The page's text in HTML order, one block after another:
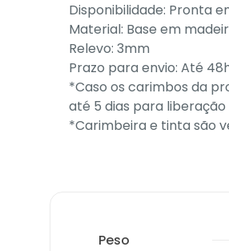
Disponibilidade: Pronta
Material: Base em
Relevo: 3mm
Prazo para envio: Até
*Caso os carimbos da
até 5 dias para
*Carimbeira e tinta são
Peso